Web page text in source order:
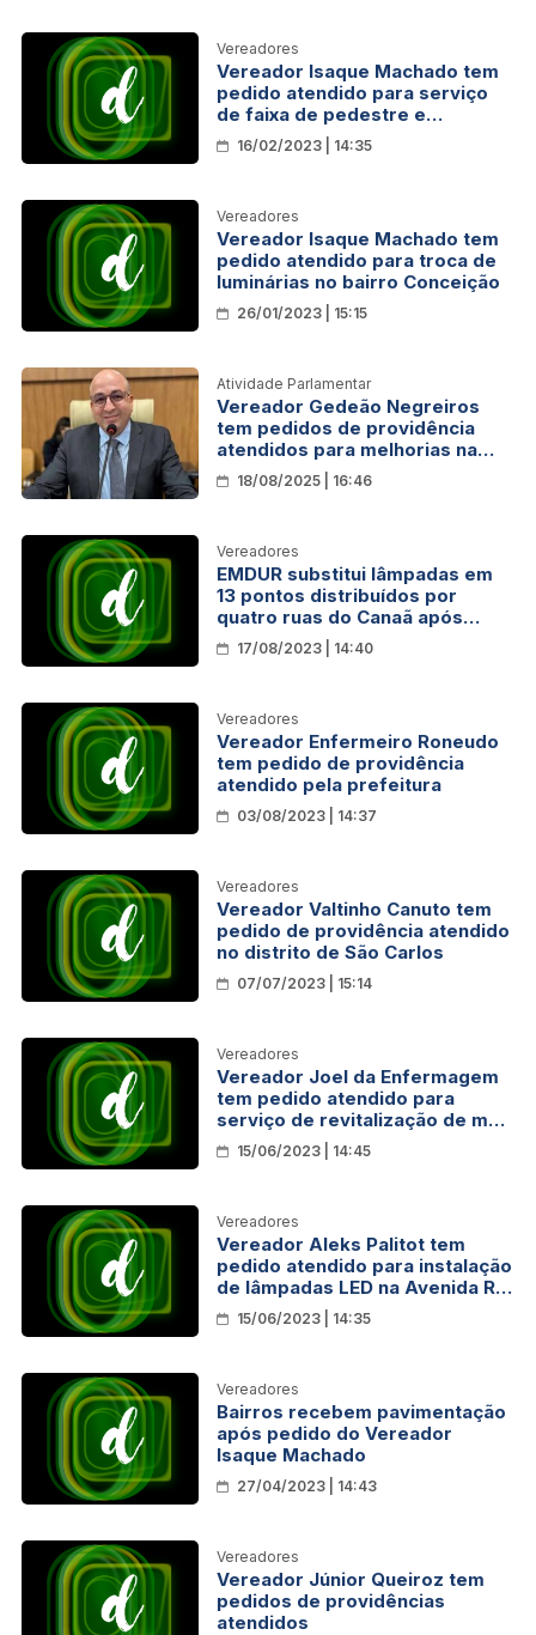
Vereadores
Vereador Isaque Machado tem
pedido atendido para serviço
de faixa de pedestre e
sinalização de via
16/02/2023 | 14:35
Vereadores
Vereador Isaque Machado tem
pedido atendido para troca de
luminárias no bairro Conceição
26/01/2023 | 15:15
Atividade Parlamentar
Vereador Gedeão Negreiros
tem pedidos de providência
atendidos para melhorias na
iluminação pública da Rua Maué
18/08/2025 | 16:46
Vereadores
EMDUR substitui lâmpadas em
13 pontos distribuídos por
quatro ruas do Canaã após
pedido do vereador Edwilson
Negreiros
17/08/2023 | 14:40
Vereadores
Vereador Enfermeiro Roneudo
tem pedido de providência
atendido pela prefeitura
03/08/2023 | 14:37
Vereadores
Vereador Valtinho Canuto tem
pedido de providência atendido
no distrito de São Carlos
07/07/2023 | 15:14
Vereadores
Vereador Joel da Enfermagem
tem pedido atendido para
serviço de revitalização de mais
de 30 pontos de iluminação no
Bairro Terra Prometida
15/06/2023 | 14:45
Vereadores
Vereador Aleks Palitot tem
pedido atendido para instalação
de lâmpadas LED na Avenida Rio
de Janeiro
15/06/2023 | 14:35
Vereadores
Bairros recebem pavimentação
após pedido do Vereador
Isaque Machado
27/04/2023 | 14:43
Vereadores
Vereador Júnior Queiroz tem
pedidos de providências
atendidos